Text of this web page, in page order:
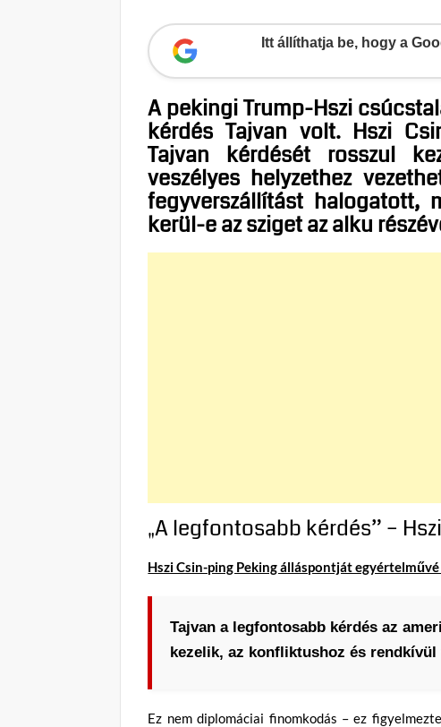
Itt állíthatja be, hogy a
A pekingi Trump-Hszi
kérdés Tajvan volt. Hszi
Tajvan kérdését rosszul
veszélyes helyzethez
fegyverszállítást halogatott,
kerül-e az sziget az alku
„A legfontosabb kérdés” –
Hszi Csin-ping Peking álláspontját
Tajvan a legfontosabb kérdés az
kezelik, az konfliktushoz és rendkívül
Ez nem diplomáciai finomkodás – ez